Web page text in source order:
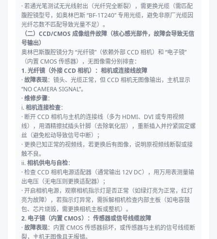
· 若通光笔测试无光线射出（光纤完全断裂），需更换光缆（需匹配
腹腔镜型号，如奥林巴斯 “BF-1T240” 专用光缆，避免非原厂光缆因
光纤芯数不匹配导致光量不足）。
（二）CCD/CMOS 成像组件故障（核心感光部件，故障会导致无信
号输出）
奥林巴斯腹腔镜分为 “光纤镜”（依赖外部 CCD 相机）和 “电子镜”
（内置 CMOS 传感器），无图像需分别排查：
1. 光纤镜（外接 CCD 相机）：相机或连接线故障
·故障表现：镜头、光缆正常，但 CCD 相机无图像输出，主机显示
“NO CAMERA SIGNAL”。
·维修步骤：
i.相机连接检查：
· 断开 CCD 相机与主机的连接线（多为 HDMI、DVI 或专用视频
线），用酒精擦拭插头针脚（去除氧化层），重新插入并拧紧固定螺
丝（避免松动导致信号中断）；
· 更换已知正常的视频线，若更换后有图像，说明原视频线断裂或接
触不良。
ii.相机供电与自检：
· 检查 CCD 相机电源适配器（通常输出 12V DC），用万用表测量输
出电压（无电压则更换适配器）；
· 开启相机电源，观察相机指示灯是否正常（如绿灯亮为正常，红灯
亮为故障），若指示灯异常，需拆解相机检查内部主板（如电容鼓
包、芯片烧毁，需更换相机主板或整机）。
2. 电子镜（内置 CMOS）：传感器或信号线缆故障
·故障表现：内置 CMOS 传感器损坏，或传感器与主机的信号线缆断
裂，主机无图像且无报错。